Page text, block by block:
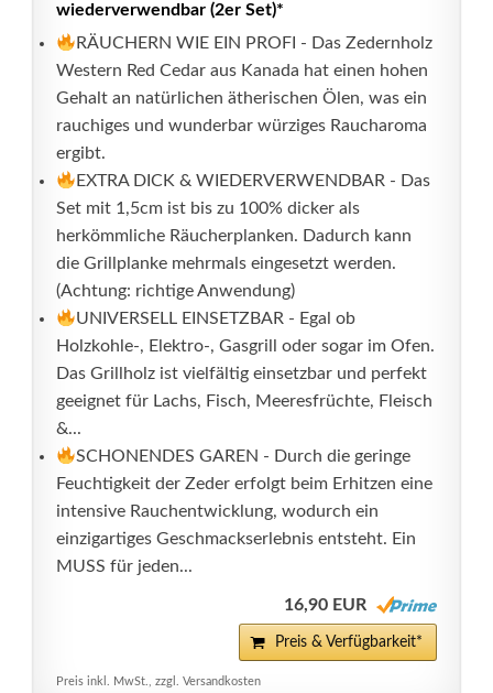
wiederverwendbar (2er Set)*
RÄUCHERN WIE EIN PROFI - Das Zedernholz
Western Red Cedar aus Kanada hat einen hohen
Gehalt an natürlichen ätherischen Ölen, was ein
rauchiges und wunderbar würziges Raucharoma
ergibt.
EXTRA DICK & WIEDERVERWENDBAR - Das
Set mit 1,5cm ist bis zu 100% dicker als
herkömmliche Räucherplanken. Dadurch kann
die Grillplanke mehrmals eingesetzt werden.
(Achtung: richtige Anwendung)
UNIVERSELL EINSETZBAR - Egal ob
Holzkohle-, Elektro-, Gasgrill oder sogar im Ofen.
Das Grillholz ist vielfältig einsetzbar und perfekt
geeignet für Lachs, Fisch, Meeresfrüchte, Fleisch
&...
SCHONENDES GAREN - Durch die geringe
Feuchtigkeit der Zeder erfolgt beim Erhitzen eine
intensive Rauchentwicklung, wodurch ein
einzigartiges Geschmackserlebnis entsteht. Ein
MUSS für jeden...
16,90 EUR
Preis & Verfügbarkeit*
Preis inkl. MwSt., zzgl. Versandkosten